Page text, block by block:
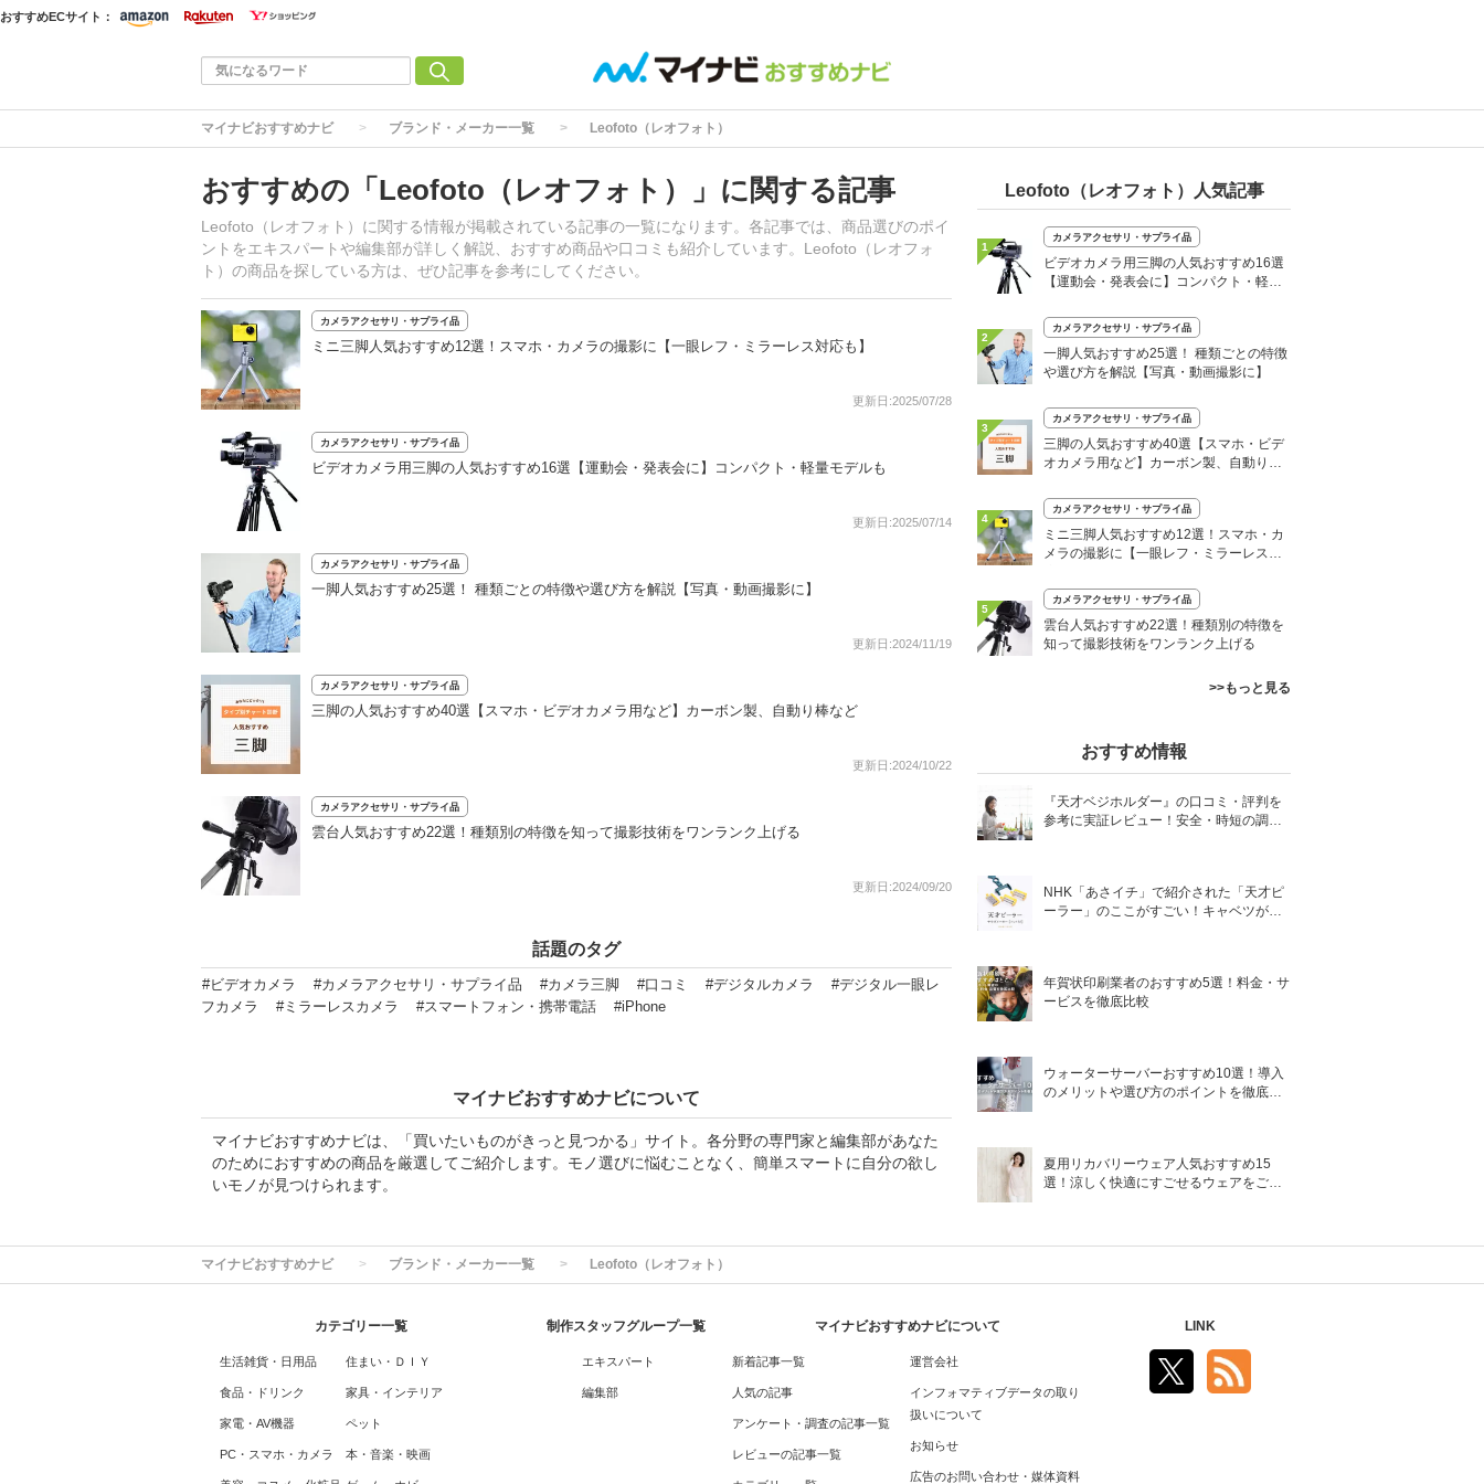
おすすめECサイト：
マイナビおすすめナビ ブランド・メーカー一覧 Leofoto（レオフォト）
おすすめの「Leofoto（レオフォト）」に関する記事
Leofoto（レオフォト）に関する情報が掲載されている記事の一覧になります。各記事では、商品選びのポイ
ントをエキスパートや編集部が詳しく解説、おすすめ商品や口コミも紹介しています。Leofoto（レオフォ
ト）の商品を探している方は、ぜひ記事を参考にしてください。
カメラアクセサリ・サプライ品
ミニ三脚人気おすすめ12選！スマホ・カメラの撮影に【一眼レフ・ミラーレス対応も】
更新日:2025/07/28
カメラアクセサリ・サプライ品
ビデオカメラ用三脚の人気おすすめ16選【運動会・発表会に】コンパクト・軽量モデルも
更新日:2025/07/14
カメラアクセサリ・サプライ品
一脚人気おすすめ25選！ 種類ごとの特徴や選び方を解説【写真・動画撮影に】
更新日:2024/11/19
カメラアクセサリ・サプライ品
三脚の人気おすすめ40選【スマホ・ビデオカメラ用など】カーボン製、自動り棒など
更新日:2024/10/22
カメラアクセサリ・サプライ品
雲台人気おすすめ22選！種類別の特徴を知って撮影技術をワンランク上げる
更新日:2024/09/20
話題のタグ
#ビデオカメラ #カメラアクセサリ・サプライ品 #カメラ三脚 #口コミ #デジタルカメラ
#デジタル一眼レ
フカメラ
#ミラーレスカメラ #スマートフォン・携帯電話 #iPhone
マイナビおすすめナビについて
マイナビおすすめナビは、「買いたいものがきっと見つかる」サイト。各分野の専門家と編集部があなた
のためにおすすめの商品を厳選してご紹介します。モノ選びに悩むことなく、簡単スマートに自分の欲し
いモノが見つけられます。
Leofoto（レオフォト）人気記事
1
カメラアクセサリ・サプライ品
ビデオカメラ用三脚の人気おすすめ16選
【運動会・発表会に】コンパクト・軽量
2
カメラアクセサリ・サプライ品
一脚人気おすすめ25選！ 種類ごとの特徴
や選び方を解説【写真・動画撮影に】
3
カメラアクセサリ・サプライ品
三脚の人気おすすめ40選【スマホ・ビデ
オカメラ用など】カーボン製、自動り棒
4
カメラアクセサリ・サプライ品
ミニ三脚人気おすすめ12選！スマホ・カ
メラの撮影に【一眼レフ・ミラーレス対
5
カメラアクセサリ・サプライ品
雲台人気おすすめ22選！種類別の特徴を
知って撮影技術をワンランク上げる
>>もっと見る
おすすめ情報
『天才ベジホルダー』の口コミ・評判を
参考に実証レビュー！安全・時短の調理
NHK「あさイチ」で紹介された「天才ピ
ーラー」のここがすごい！キャベツがほ
年賀状印刷業者のおすすめ5選！料金・サ
ービスを徹底比較
ウォーターサーバーおすすめ10選！導入
のメリットや選び方のポイントを徹底解
夏用リカバリーウェア人気おすすめ15
選！涼しく快適にすごせるウェアをご紹
マイナビおすすめナビ ブランド・メーカー一覧 Leofoto（レオフォト）
カテゴリー一覧
生活雑貨・日用品
食品・ドリンク
家電・AV機器
PC・スマホ・カメラ
住まい・ＤＩＹ
家具・インテリア
ペット
本・音楽・映画
制作スタッフグループ一覧
エキスパート
編集部
マイナビおすすめナビについて
新着記事一覧
人気の記事
アンケート・調査の記事一覧
レビューの記事一覧
運営会社
インフォマティブデータの取り
扱いについて
お知らせ
広告のお問い合わせ・媒体資料
LINK